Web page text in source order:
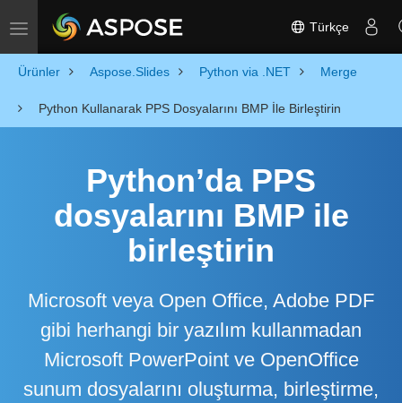
Toggle navigation Türkçe
Ürünler Aspose.Slides Python via .NET Merge
Python Kullanarak PPS Dosyalarını BMP İle Birleştirin
Python’da PPS
dosyalarını BMP ile
birleştirin
Microsoft veya Open Office, Adobe PDF
gibi herhangi bir yazılım kullanmadan
Microsoft PowerPoint ve OpenOffice
sunum dosyalarını oluşturma, birleştirme,